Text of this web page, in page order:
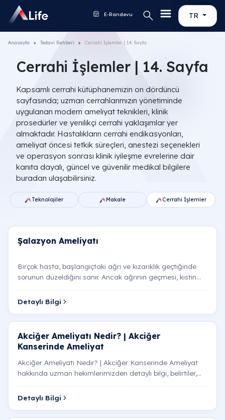
TR
E-Randevu
Anasayfa Tedavi Rehberi Cerrahi İşlemler | 14. Sayfa
Cerrahi İşlemler | 14. Sayfa
Kapsamlı cerrahi kütüphanemizin on dördüncü
sayfasında; uzman cerrahlarımızın yönetiminde
uygulanan modern ameliyat teknikleri, klinik
prosedürler ve yenilikçi cerrahi yaklaşımlar yer
almaktadır. Hastalıkların cerrahi endikasyonları,
ameliyat öncesi tetkik süreçleri, anestezi seçenekleri
ve operasyon sonrası klinik iyileşme evrelerine dair
kanıta dayalı, güncel ve güvenilir medikal bilgilere
buradan ulaşabilirsiniz.
Şalazyon Ameliyatı
Birçok hasta, başlangıçtaki ağrı ve kızarıklık geçtiğinde
sorunun düzeldiğini sanır. Ancak ağrının geçmesi, kistin
Detaylı Bilgi
Akciğer Ameliyatı Nedir? | Akciğer
Kanserinde Ameliyat
Akciğer Ameliyatı Nedir? | Akciğer Kanserinde Ameliyat
hakkında uzman hekimlerimizden detaylı bilgi, belirtiler,
Detaylı Bilgi